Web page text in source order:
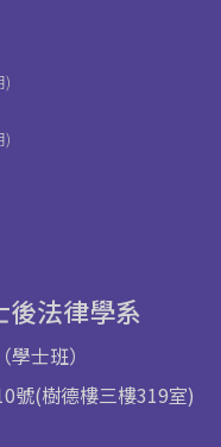
)
)
後法律學系
士班）
號(樹德樓三樓319室)